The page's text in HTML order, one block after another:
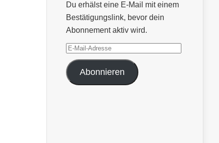
Du erhälst eine E-Mail mit einem
Bestätigungslink, bevor dein
Abonnement aktiv wird.
E-
Mail-
AdresseAbonnieren